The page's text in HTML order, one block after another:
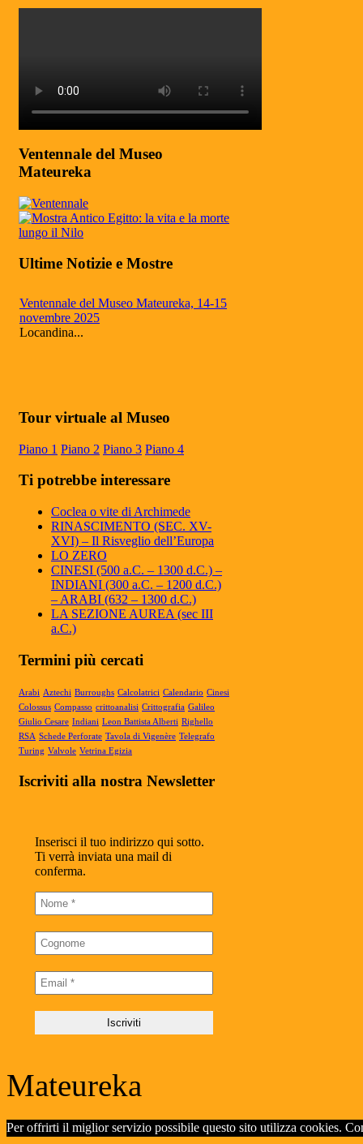
Ventennale del Museo
Mateureka
Ultime Notizie e Mostre
Ventennale del Museo Mateureka, 14-15
novembre 2025
Locandina...
riconosciuto fra i cinque più autorevoli in
Europa
dalla rivista UMI (Unione Matematici
Articolo RiminiIn
Articolo Geronimo maggio 2025
Articolo Geronimo, maggio 2025...
Tour virtuale al Museo
Piano 1 Piano 2 Piano 3 Piano 4
Ti potrebbe interessare
Coclea o vite di Archimede
RINASCIMENTO (SEC. XV-
XVI) – Il Risveglio dell’Europa
LO ZERO
CINESI (500 a.C. – 1300 d.C.) –
INDIANI (300 a.C. – 1200 d.C.)
– ARABI (632 – 1300 d.C.)
LA SEZIONE AUREA (sec III
a.C.)
Termini più cercati
Arabi Aztechi Burroughs Calcolatrici Calendario Cinesi
Colossus Compasso crittoanalisi Crittografia Galileo
Giulio Cesare Indiani Leon Battista Alberti Righello
RSA Schede Perforate Tavola di Vigenère Telegrafo
Turing Valvole Vetrina Egizia
Iscriviti alla nostra Newsletter
Inserisci il tuo indirizzo qui sotto.
Ti verrà inviata una mail di
conferma.
Mateureka
Per offrirti il miglior servizio possibile questo sito utilizza cookies.